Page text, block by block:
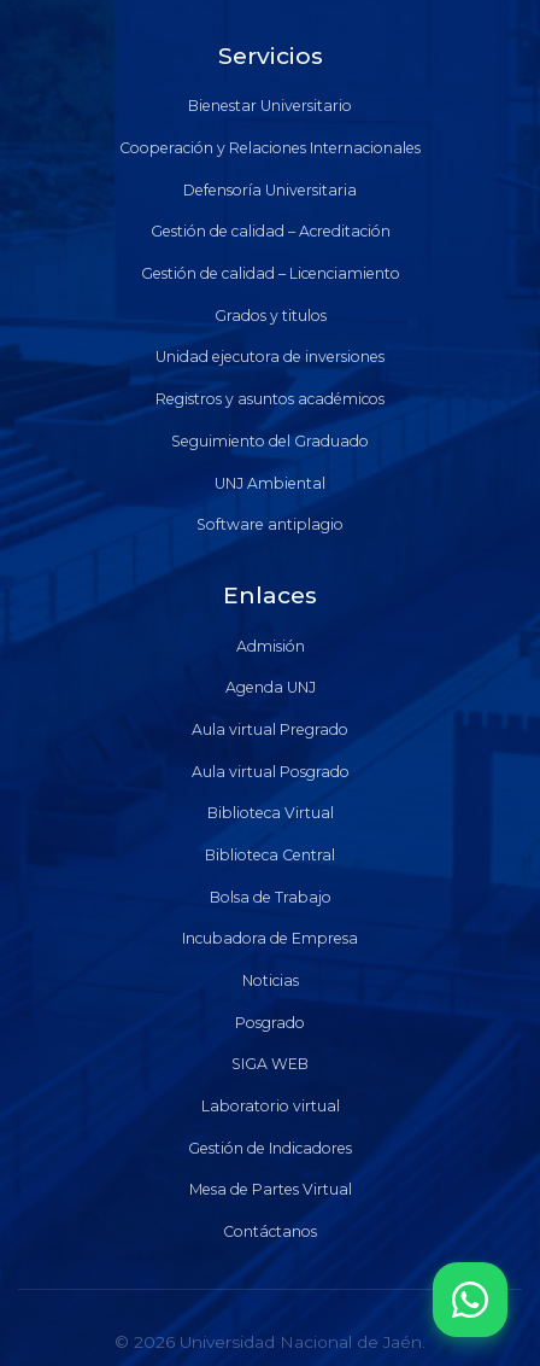
Servicios
Bienestar Universitario
Cooperación y Relaciones Internacionales
Defensoría Universitaria
Gestión de calidad – Acreditación
Gestión de calidad – Licenciamiento
Grados y titulos
Unidad ejecutora de inversiones
Registros y asuntos académicos
Seguimiento del Graduado
UNJ Ambiental
Software antiplagio
Enlaces
Admisión
Agenda UNJ
Aula virtual Pregrado
Aula virtual Posgrado
Biblioteca Virtual
Biblioteca Central
Bolsa de Trabajo
Incubadora de Empresa
Noticias
Posgrado
SIGA WEB
Laboratorio virtual
Gestión de Indicadores
Mesa de Partes Virtual
Contáctanos
© 2026 Universidad Nacional de Jaén.